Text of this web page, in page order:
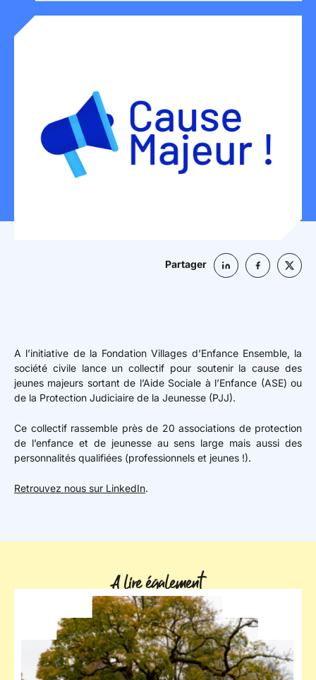
Mon espace donateur
Partager
A l’initiative de la Fondation Villages d’Enfance Ensemble, la
société civile lance un collectif pour soutenir la cause des
jeunes majeurs sortant de l’Aide Sociale à l’Enfance (ASE) ou
de la Protection Judiciaire de la Jeunesse (PJJ).
Ce collectif rassemble près de 20 associations de protection
de l’enfance et de jeunesse au sens large mais aussi des
personnalités qualifiées (professionnels et jeunes !).
Retrouvez nous sur LinkedIn.
A lire également